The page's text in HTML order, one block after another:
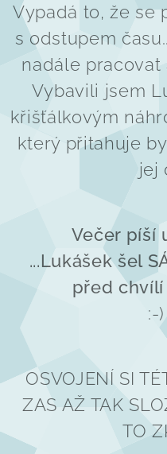
Vypadá to, že se
s odstupem
nadále pracovat
Vybavili jsem
křišťálkovým
který přitahuje
jej
Večer píší
...Lukášek šel
před chvílí
:-
OSVOJENÍ SI
ZAS AŽ TAK
TO